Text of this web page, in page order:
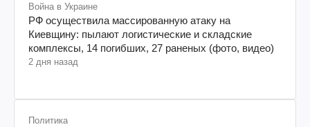
Война в Украине
РФ осуществила массированную атаку на
Киевщину: пылают логистические и складские
комплексы, 14 погибших, 27 раненых (фото, видео)
2 дня назад
Политика